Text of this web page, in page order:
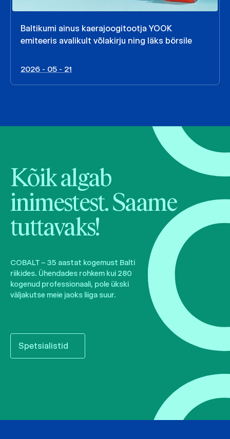
Baltikumi ainus kaerajoogitootja YOOK
emiteeris avalikult võlakirju ning läks börsile
2026 - 05 - 21
Kõik algab
inimestest. Saame
tuttavaks!
COBALT – 35 aastat kogemust Balti
riikides. Ühendades rohkem kui 280
kogenud professionaali, pole ükski
väljakutse meie jaoks liiga suur.
Spetsialistid